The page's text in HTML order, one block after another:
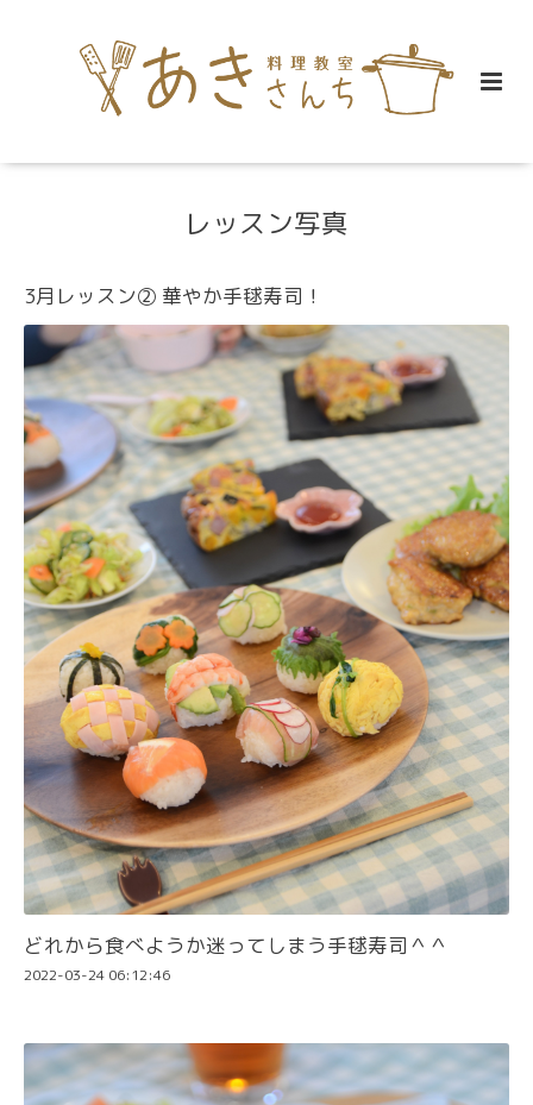
レッスン写真
3月レッスン② 華やか手毬寿司！
どれから食べようか迷ってしまう手毬寿司＾＾
2022-03-24 06:12:46